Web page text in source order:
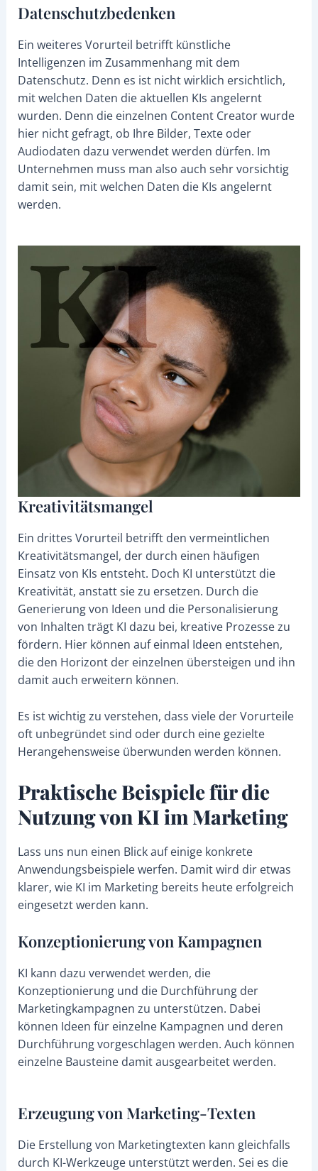
Datenschutzbedenken
Ein weiteres Vorurteil betrifft künstliche
Intelligenzen im Zusammenhang mit dem
Datenschutz. Denn es ist nicht wirklich ersichtlich,
mit welchen Daten die aktuellen KIs angelernt
wurden. Denn die einzelnen Content Creator wurde
hier nicht gefragt, ob Ihre Bilder, Texte oder
Audiodaten dazu verwendet werden dürfen. Im
Unternehmen muss man also auch sehr vorsichtig
damit sein, mit welchen Daten die KIs angelernt
werden.
Kreativitätsmangel
Ein drittes Vorurteil betrifft den vermeintlichen
Kreativitätsmangel, der durch einen häufigen
Einsatz von KIs entsteht. Doch KI unterstützt die
Kreativität, anstatt sie zu ersetzen. Durch die
Generierung von Ideen und die Personalisierung
von Inhalten trägt KI dazu bei, kreative Prozesse zu
fördern. Hier können auf einmal Ideen entstehen,
die den Horizont der einzelnen übersteigen und ihn
damit auch erweitern können.
Es ist wichtig zu verstehen, dass viele der Vorurteile
oft unbegründet sind oder durch eine gezielte
Herangehensweise überwunden werden können.
Praktische Beispiele für die
Nutzung von KI im Marketing
Lass uns nun einen Blick auf einige konkrete
Anwendungsbeispiele werfen. Damit wird dir etwas
klarer, wie KI im Marketing bereits heute erfolgreich
eingesetzt werden kann.
Konzeptionierung von Kampagnen
KI kann dazu verwendet werden, die
Konzeptionierung und die Durchführung der
Marketingkampagnen zu unterstützen. Dabei
können Ideen für einzelne Kampagnen und deren
Durchführung vorgeschlagen werden. Auch können
einzelne Bausteine damit ausgearbeitet werden.
Erzeugung von Marketing-Texten
Die Erstellung von Marketingtexten kann gleichfalls
durch KI-Werkzeuge unterstützt werden. Sei es die